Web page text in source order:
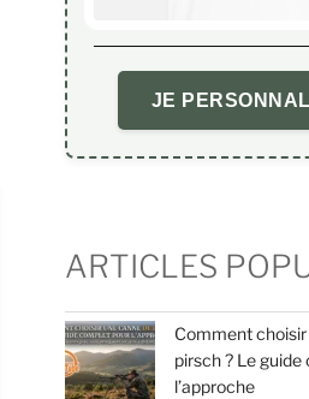
JE
ARTICLES
Comment
pirsch ? Le
l’approche